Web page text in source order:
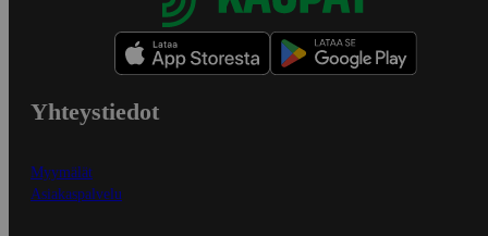
Yhteystiedot
Myymälät
Asiakaspalvelu